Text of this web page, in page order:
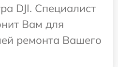
DJI. Специалист
Вам для
ремонта Вашего